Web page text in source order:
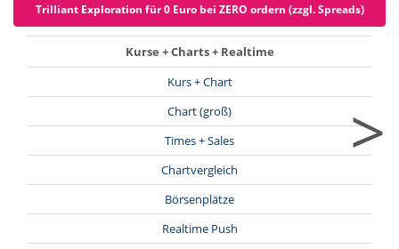
Trilliant Exploration für 0 Euro bei ZERO ordern (zzgl. Spreads)
Kurse + Charts + Realtime
Kurs + Chart
Chart (groß)
Times + Sales
Chartvergleich
Börsenplätze
Realtime Push
>